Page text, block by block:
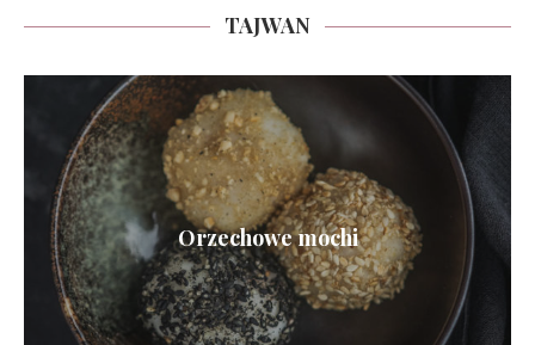
TAJWAN
Orzechowe mochi